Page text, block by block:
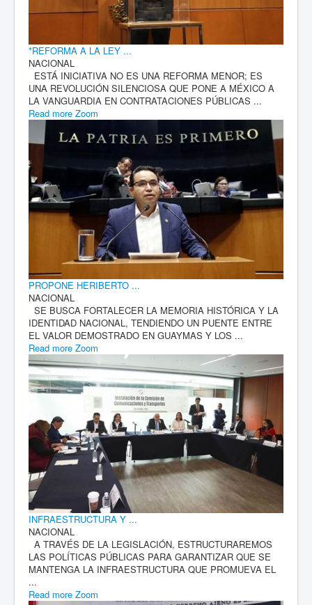
*REFORMA A LA LEY ...
NACIONAL
ESTÁ INICIATIVA NO ES UNA REFORMA MENOR; ES
UNA REVOLUCIÓN SILENCIOSA QUE PONE A MÉXICO A
LA VANGUARDIA EN CONTRATACIONES PÚBLICAS ...
Read more Zoom
PROPONE HERIBERTO ...
NACIONAL
SE BUSCA FORTALECER LA MEMORIA HISTÓRICA Y LA
IDENTIDAD NACIONAL, TENDIENDO UN PUENTE ENTRE
EL VALOR DEMOSTRADO EN GUAYMAS Y LOS ...
Read more Zoom
INFRAESTRUCTURA Y ...
NACIONAL
A TRAVÉS DE LA LEGISLACIÓN, ESTRUCTURAREMOS
LAS POLÍTICAS PÚBLICAS PARA GARANTIZAR QUE SE
MANTENGA LA INFRAESTRUCTURA QUE PROMUEVA EL
...
Read more Zoom